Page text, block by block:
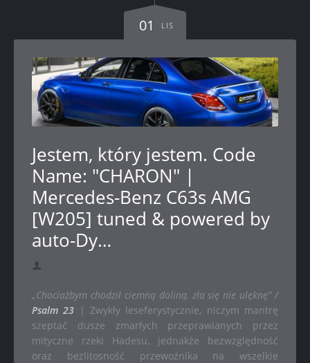
01 LIS
Jestem, który jestem. Code
Name: "CHARON" |
Mercedes-Benz C63s AMG
[W205] tuned & powered by
auto-Dy…
„Chociażbym chodził ciemną doliną, zła się nie ulęknę” /
Psalm 23 | Zwykły leseferystycznie, niczym mantrę
szeptać dusze zmarłych przeprawianych przez
mityczne rzeki Hadesu, jednakże bezwzględność
oraz bezlitosność przewoźnika na wszelkie